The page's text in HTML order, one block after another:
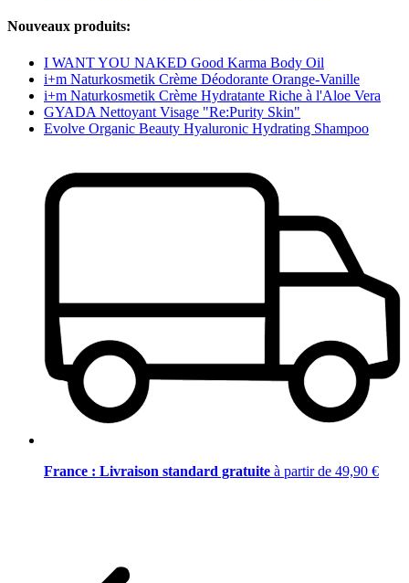
Nouveaux produits:
I WANT YOU NAKED Good Karma Body Oil
i+m Naturkosmetik Crème Déodorante Orange-Vanille
i+m Naturkosmetik Crème Hydratante Riche à l'Aloe Vera
GYADA Nettoyant Visage "Re:Purity Skin"
Evolve Organic Beauty Hyaluronic Hydrating Shampoo
France : Livraison standard gratuite à partir de 49,90 €